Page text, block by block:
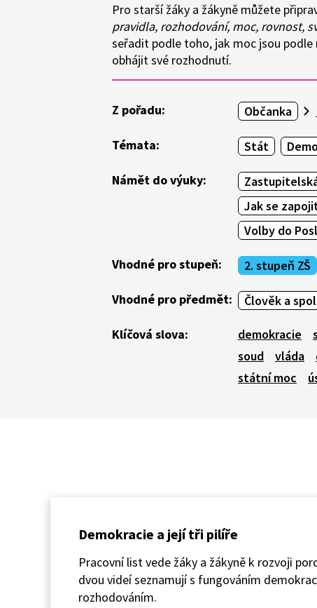
Pro starší žáky a žákyně můžete
pravidla, rozhodování, moc, rovnost,
seřadit podle toho, jak moc jsou podle
obhájit své rozhodnutí.
Z pořadu: Občanka
Témata: Stát
Námět do výuky:
Jak se
Volby do
Vhodné pro stupeň: 2. stupeň ZŠ
Vhodné pro předmět: Člověk a
Klíčová slova: demokracie
soud
vláda
státní moc
Demokracie a její tři pilíře
Pracovní list vede žáky a žákyně k rozvoji
dvou videí seznamují s fungováním
rozhodováním.